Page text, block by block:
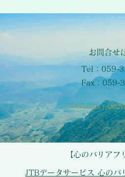
お問合せ
Tel：059-
Fax：059-
YUNOYAMA
【心のバリアフ
JTBデータサービス 心のバ